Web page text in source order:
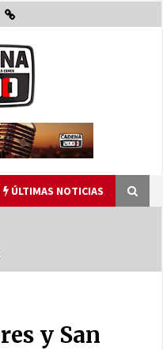
ÚLTIMAS NOTICIAS
y San